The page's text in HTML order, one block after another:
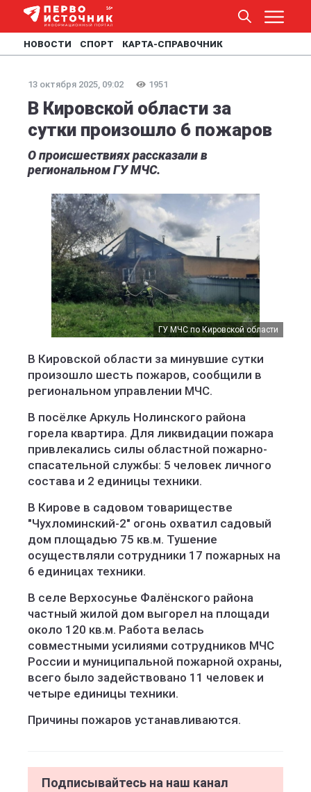
НОВОСТИ СПОРТ КАРТА-СПРАВОЧНИК
13 октября 2025, 09:02 1951
В Кировской области за
сутки произошло 6 пожаров
О происшествиях рассказали в
региональном ГУ МЧС.
ГУ МЧС по Кировской области
В Кировской области за минувшие сутки
произошло шесть пожаров, сообщили в
региональном управлении МЧС.
В посёлке Аркуль Нолинского района
горела квартира. Для ликвидации пожара
привлекались силы областной пожарно-
спасательной службы: 5 человек личного
состава и 2 единицы техники.
В Кирове в садовом товариществе
"Чухломинский-2" огонь охватил садовый
дом площадью 75 кв.м. Тушение
осуществляли сотрудники 17 пожарных на
6 единицах техники.
В селе Верхосунье Фалёнского района
частный жилой дом выгорел на площади
около 120 кв.м. Работа велась
совместными усилиями сотрудников МЧС
России и муниципальной пожарной охраны,
всего было задействовано 11 человек и
четыре единицы техники.
Причины пожаров устанавливаются.
Подписывайтесь на наш канал